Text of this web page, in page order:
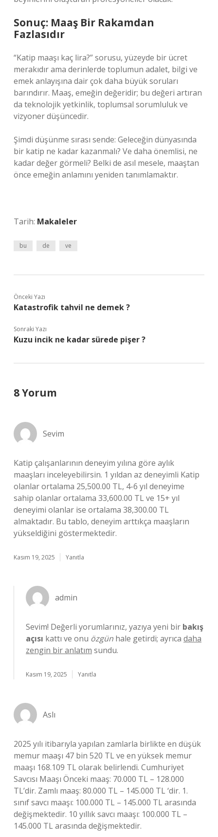
Sonuç: Maaş Bir Rakamdan
Fazlasıdır
“Katip maaşı kaç lira?” sorusu, yüzeyde bir ücret
merakıdır ama derinlerde toplumun adalet, bilgi ve
emek anlayışına dair çok daha büyük soruları
barındırır. Maaş, emeğin değeridir; bu değeri artıran
da teknolojik yetkinlik, toplumsal sorumluluk ve
vizyoner düşüncedir.
Şimdi düşünme sırası sende: Geleceğin dünyasında
bir katip ne kadar kazanmalı? Ve daha önemlisi, ne
kadar değer görmeli? Belki de asıl mesele, maaştan
önce emeğin anlamını yeniden tanımlamaktır.
Tarih: Makaleler
bu de ve
Önceki Yazı
Katastrofik tahvil ne demek ?
Sonraki Yazı
Kuzu incik ne kadar sürede pişer ?
8 Yorum
Sevim
Katip çalışanlarının deneyim yılına göre aylık
maaşları inceleyebilirsin. 1 yıldan az deneyimli Katip
olanlar ortalama 25,500.00 TL, 4-6 yıl deneyime
sahip olanlar ortalama 33,600.00 TL ve 15+ yıl
deneyimi olanlar ise ortalama 38,300.00 TL
almaktadır. Bu tablo, deneyim arttıkça maaşların
yükseldiğini göstermektedir.
Kasım 19, 2025 Yanıtla
admin
Sevim! Değerli yorumlarınız, yazıya yeni bir bakış
açısı kattı ve onu özgün hale getirdi; ayrıca daha
zengin bir anlatım sundu.
Kasım 19, 2025 Yanıtla
Aslı
2025 yılı itibarıyla yapılan zamlarla birlikte en düşük
memur maaşı 47 bin 520 TL ve en yüksek memur
maaşı 168.109 TL olarak belirlendi. Cumhuriyet
Savcısı Maaşı Önceki maaş: 70.000 TL – 128.000
TL’dir. Zamlı maaş: 80.000 TL – 145.000 TL ‘dir. 1.
sınıf savcı maaşı: 100.000 TL – 145.000 TL arasında
değişmektedir. 10 yıllık savcı maaşı: 100.000 TL –
145.000 TL arasında değişmektedir.